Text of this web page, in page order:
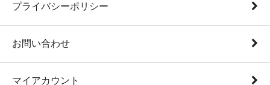
プライバシーポリシー
お問い合わせ
マイアカウント